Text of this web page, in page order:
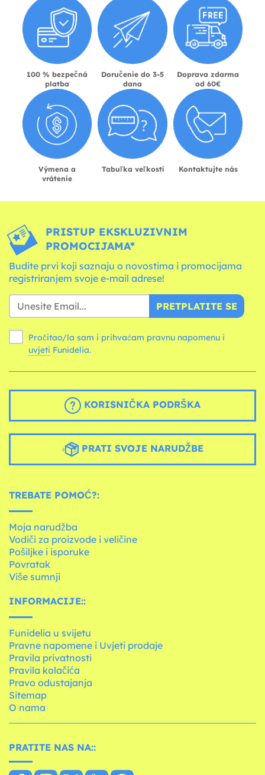
100 % bezpečná
platba
Doručenie do 3-5
dana
Doprava zdarma
od 60€
Výmena a
vrátenie
Tabuľka veľkostí Kontaktujte nás
PRISTUP EKSKLUZIVNIM
PROMOCIJAMA*
Budite prvi koji saznaju o novostima i promocijama
registriranjem svoje e-mail adrese!
PRETPLATITE SE
Pročitao/la sam i prihvaćam pravnu napomenu i
uvjeti Funidelia.
KORISNIČKA PODRŠKA
PRATI SVOJE NARUDŽBE
TREBATE POMOĆ?:
Moja narudžba
Vodiči za proizvode i veličine
Pošiljke i isporuke
Povratak
Više sumnji
INFORMACIJE::
Funidelia u svijetu
Pravne napomene i Uvjeti prodaje
Pravila privatnosti
Pravila kolačića
Pravo odustajanja
Sitemap
O nama
PRATITE NAS NA::